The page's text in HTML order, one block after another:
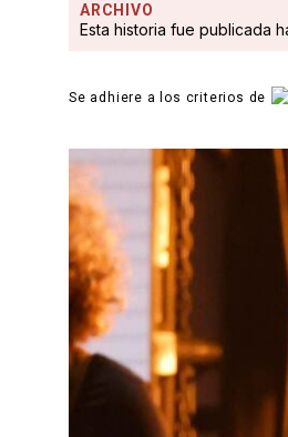
ARCHIVO
Esta historia fue publicada
Se adhiere a los criterios de